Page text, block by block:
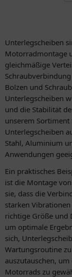
Unterlegscheiben
Motorradmontage
gleichmäßige
Bolzen und
Unterlegscheiben
und die Stabilität
unserem Sortiment
Unterlegscheiben
Stahl, Aluminium
Anwendungen
Ein praktisches
ist die Montage
sie, dass die
starken
richtige Größe und
um optimale
sich,
Wartungsroutine
auszutauschen,
Motorrads zu